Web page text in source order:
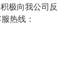
极向我公司反
热线：